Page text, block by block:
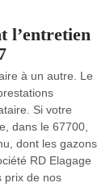
l’entretien
à un autre. Le
Si votre
dans le 67700,
dont les gazons
RD Elagage
prix de nos